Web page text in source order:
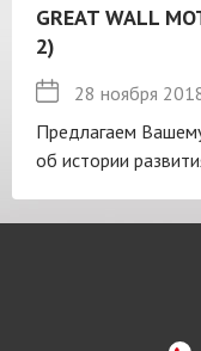
GREAT WALL
2)
28 ноября
Предлагаем
об истории